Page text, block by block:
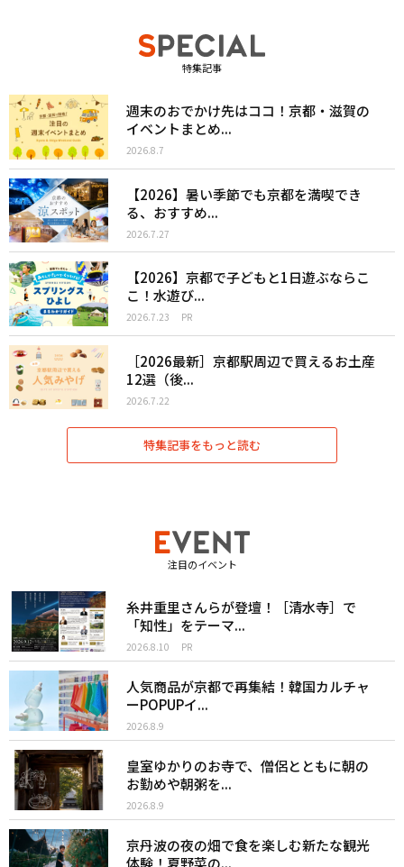
特集記事
週末のおでかけ先はココ！京都・滋賀の
イベントまとめ...
2026.8.7
【2026】暑い季節でも京都を満喫でき
る、おすすめ...
2026.7.27
【2026】京都で子どもと1日遊ぶならこ
こ！水遊び...
2026.7.23 PR
［2026最新］京都駅周辺で買えるお土産
12選（後...
2026.7.22
特集記事をもっと読む
注目のイベント
糸井重里さんらが登壇！［清水寺］で
「知性」をテーマ...
2026.8.10 PR
人気商品が京都で再集結！韓国カルチャ
ーPOPUPイ...
2026.8.9
皇室ゆかりのお寺で、僧侶とともに朝の
お勤めや朝粥を...
2026.8.9
京丹波の夜の畑で食を楽しむ新たな観光
体験！夏野菜の...